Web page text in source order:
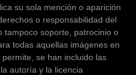
su sola mención o aparición
o responsabilidad del
tampoco soporte, patrocinio o
todas aquellas imágenes en
se han incluido las
autoría y la licencia